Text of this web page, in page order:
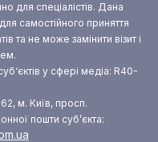
для спеціалістів. Дана
самостійного приняття
та не може замінити візит і
у сфері медіа: R40-
м. Київ, просп.
пошти суб’єкта: